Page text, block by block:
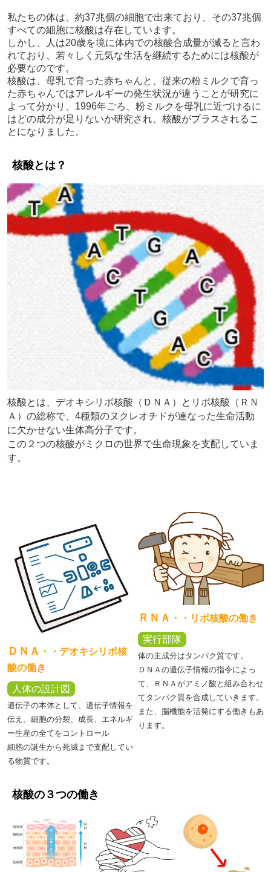
私たちの体は、約37兆個の細胞で出来ており、その37兆個
すべての細胞に核酸は存在しています。
しかし、人は20歳を境に体内での核酸合成量が減ると言わ
れており、若々しく元気な生活を継続するためには核酸が
必要なのです。
核酸は、母乳で育った赤ちゃんと、従来の粉ミルクで育っ
た赤ちゃんではアレルギーの発生状況が違うことが研究に
よって分かり、1996年ごろ、粉ミルクを母乳に近づけるに
はどの成分が足りないか研究され、核酸がプラスされるこ
とになりました。
核酸とは？
核酸とは、デオキシリボ核酸（ＤＮＡ）とリボ核酸（ＲＮ
Ａ）の総称で、4種類のヌクレオチドが連なった生命活動
に欠かせない生体高分子です。
この２つの核酸がミクロの世界で生命現象を支配していま
す。
ＤＮＡ ・・ デオキシリボ核
酸の働き
人体の設計図
遺伝子の本体として、遺伝子情報を
伝え、細胞の分裂、成長、エネルギ
ー生産の全てをコントロール
細胞の誕生から死滅まで支配してい
る物質です。
ＲＮＡ ・・リボ核酸の働き
実行部隊
体の主成分はタンパク質です。
ＤＮＡの遺伝子情報の指令によっ
て、ＲＮＡがアミノ酸と組み合わせ
てタンパク質を合成していきます。
また、脳機能を活発にする働きもあ
ります。
核酸の３つの働き